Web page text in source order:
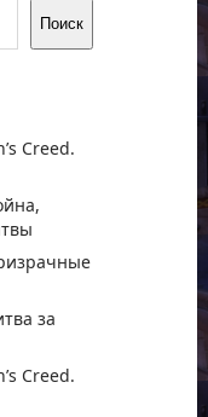
Поиск
Creed.
за
Creed.